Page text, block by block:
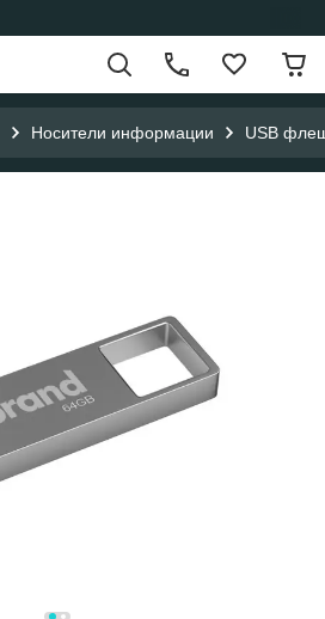
Носители информации USB